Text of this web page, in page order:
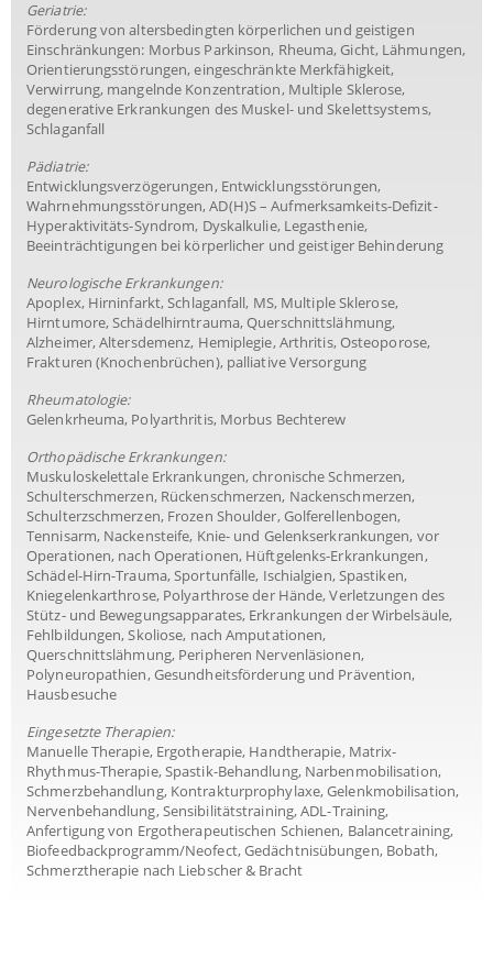
Geriatrie:
Förderung von altersbedingten körperlichen und geistigen
Einschränkungen: Morbus Parkinson, Rheuma, Gicht, Lähmungen,
Orientierungsstörungen, eingeschränkte Merkfähigkeit,
Verwirrung, mangelnde Konzentration, Multiple Sklerose,
degenerative Erkrankungen des Muskel- und Skelettsystems,
Schlaganfall
Pädiatrie:
Entwicklungsverzögerungen, Entwicklungsstörungen,
Wahrnehmungsstörungen, AD(H)S – Aufmerksamkeits-Defizit-
Hyperaktivitäts-Syndrom, Dyskalkulie, Legasthenie,
Beeinträchtigungen bei körperlicher und geistiger Behinderung
Neurologische Erkrankungen:
Apoplex, Hirninfarkt, Schlaganfall, MS, Multiple Sklerose,
Hirntumore, Schädelhirntrauma, Querschnittslähmung,
Alzheimer, Altersdemenz, Hemiplegie, Arthritis, Osteoporose,
Frakturen (Knochenbrüchen), palliative Versorgung
Rheumatologie:
Gelenkrheuma, Polyarthritis, Morbus Bechterew
Orthopädische Erkrankungen:
Muskuloskelettale Erkrankungen, chronische Schmerzen,
Schulterschmerzen, Rückenschmerzen, Nackenschmerzen,
Schulterzschmerzen, Frozen Shoulder, Golferellenbogen,
Tennisarm, Nackensteife, Knie- und Gelenkserkrankungen, vor
Operationen, nach Operationen, Hüftgelenks-Erkrankungen,
Schädel-Hirn-Trauma, Sportunfälle, Ischialgien, Spastiken,
Kniegelenkarthrose, Polyarthrose der Hände, Verletzungen des
Stütz- und Bewegungsapparates, Erkrankungen der Wirbelsäule,
Fehlbildungen, Skoliose, nach Amputationen,
Querschnittslähmung, Peripheren Nervenläsionen,
Polyneuropathien, Gesundheitsförderung und Prävention,
Hausbesuche
Eingesetzte Therapien:
Manuelle Therapie, Ergotherapie, Handtherapie, Matrix-
Rhythmus-Therapie, Spastik-Behandlung, Narbenmobilisation,
Schmerzbehandlung, Kontrakturprophylaxe, Gelenkmobilisation,
Nervenbehandlung, Sensibilitätstraining, ADL-Training,
Anfertigung von Ergotherapeutischen Schienen, Balancetraining,
Biofeedbackprogramm/Neofect, Gedächtnisübungen, Bobath,
Schmerztherapie nach Liebscher & Bracht